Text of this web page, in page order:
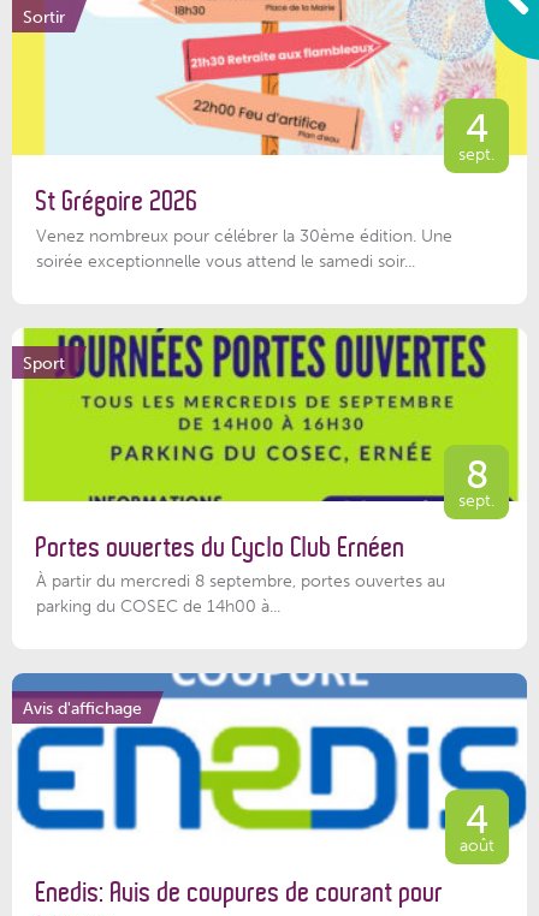
Sortir
4
sept.
St Grégoire 2026
Venez nombreux pour célébrer la 30ème édition. Une
soirée exceptionnelle vous attend le samedi soir...
Sport
8
sept.
Portes ouvertes du Cyclo Club Ernéen
À partir du mercredi 8 septembre, portes ouvertes au
parking du COSEC de 14h00 à...
Avis d'affichage
4
août
Enedis: Avis de coupures de courant pour